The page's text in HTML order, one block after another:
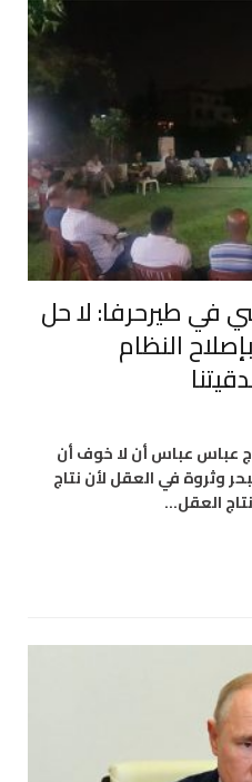
في طيرحرفا: لا حل
النظام
عباس عباس أن لا خوف أن
وثروة في العقل لأن نتاج
العقل…